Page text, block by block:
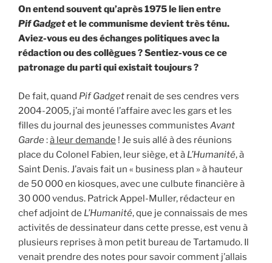
On entend souvent qu’après 1975 le lien entre
Pif Gadgetet le communisme devient très ténu.
Aviez-vous eu des échanges politiques avec la
rédaction ou des collègues ? Sentiez-vous ce ce
patronage du parti qui existait toujours ?
De fait, quand Pif Gadget renait de ses cendres vers
2004-2005, j’ai monté l’affaire avec les gars et les
filles du journal des jeunesses communistes Avant
Garde:à leur demande ! Je suis allé à des réunions
place du Colonel Fabien, leur siège, et à L’Humanité, à
Saint Denis. J’avais fait un « business plan » à hauteur
de 50 000 en kiosques, avec une culbute financière à
30 000 vendus. Patrick Appel-Muller, rédacteur en
chef adjoint de L’Humanité, que je connaissais de mes
activités de dessinateur dans cette presse, est venu à
plusieurs reprises à mon petit bureau de Tartamudo. Il
venait prendre des notes pour savoir comment j’allais